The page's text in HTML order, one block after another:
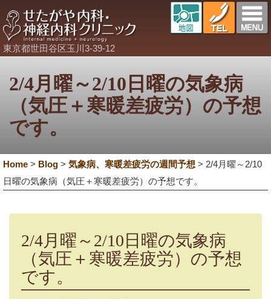
東京都世田谷区玉川3-39-12
2/4月曜～2/10日曜の気象病
（気圧＋寒暖差疲労）の予想
です。
Home > Blog > 気象病、寒暖差疲労の週間予想 > 2/4月曜～2/10
日曜の気象病（気圧＋寒暖差疲労）の予想です。
2/4月曜～2/10日曜の気象病
（気圧＋寒暖差疲労）の予想
です。